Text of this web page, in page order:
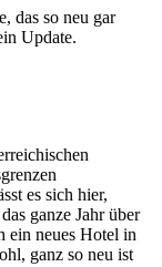
das so neu gar
Update.
es sich hier,
ganze Jahr über
ein neues Hotel in
ganz so neu ist